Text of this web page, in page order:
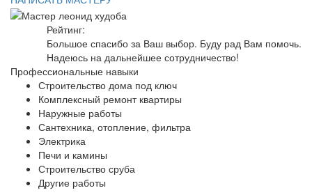
Рейтинг:
Большое спасибо за Ваш выбор. Буду рад Вам помочь.
Надеюсь на дальнейшее сотрудничество!
Профессиональные навыки
Строительство дома под ключ
Комплексный ремонт квартиры
Наружные работы
Сантехника, отопление, фильтра
Электрика
Печи и камины
Строительство сруба
Другие работы